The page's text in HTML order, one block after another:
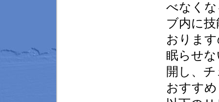
べなく
ブ内に
おりま
眠らせ
開し、
おすす